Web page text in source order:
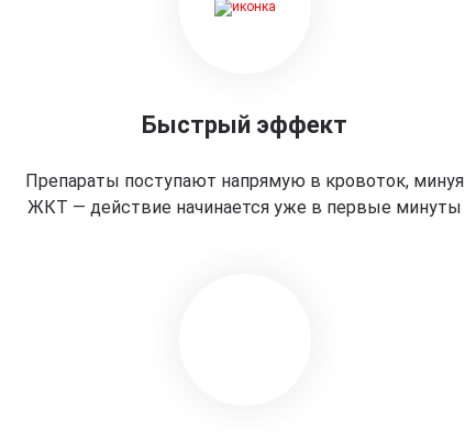
Быстрый эффект
Препараты поступают напрямую в кровоток, минуя
ЖКТ — действие начинается уже в первые минуты